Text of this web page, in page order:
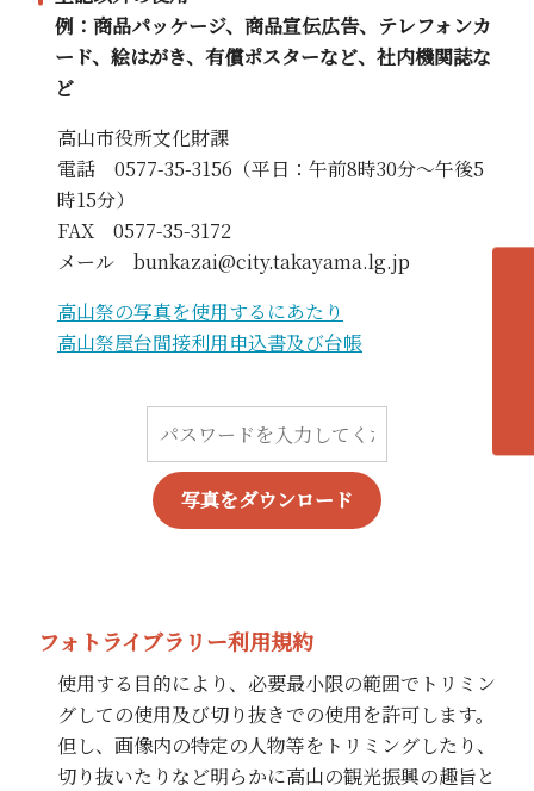
例：商品パッケージ、商品宣伝広告、テレフォンカ
ード、絵はがき、有償ポスターなど、社内機関誌な
ど
高山市役所文化財課
電話 0577-35-3156（平日：午前8時30分～午後5
時15分）
FAX 0577-35-3172
メール bunkazai@city.takayama.lg.jp
高山祭の写真を使用するにあたり
高山祭屋台間接利用申込書及び台帳
写真をダウンロード
フォトライブラリー利用規約
使用する目的により、必要最小限の範囲でトリミン
グしての使用及び切り抜きでの使用を許可します。
但し、画像内の特定の人物等をトリミングしたり、
切り抜いたりなど明らかに高山の観光振興の趣旨と